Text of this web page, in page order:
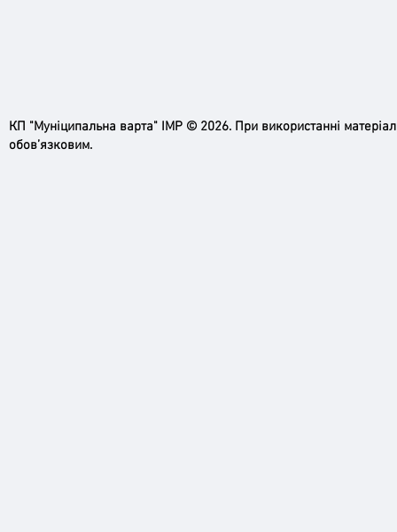
КП "Муніципальна варта" ІМР © 2026. При використанні
обов’язковим.